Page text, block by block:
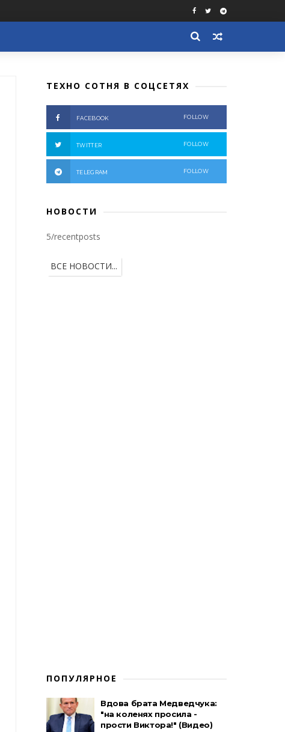
ТЕХНО СОТНЯ В СОЦСЕТЯХ
FACEBOOK FOLLOW
TWITTER FOLLOW
TELEGRAM FOLLOW
НОВОСТИ
5/recentposts
ВСЕ НОВОСТИ...
ПОПУЛЯРНОЕ
Вдова брата Медведчука:
"на коленях просила -
прости Виктора!" (Видео)